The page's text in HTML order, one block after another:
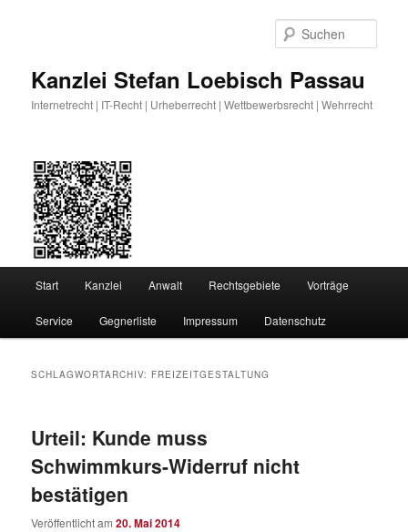
Kanzlei Stefan Loebisch Passau
Internetrecht | IT-Recht | Urheberrecht | Wettbewerbsrecht | Wehrrecht
Start Kanzlei Anwalt Rechtsgebiete Vorträge
Service Gegnerliste Impressum Datenschutz
SCHLAGWORTARCHIV: FREIZEITGESTALTUNG
Urteil: Kunde muss
Schwimmkurs-Widerruf nicht
bestätigen
Veröffentlicht am20. Mai 2014